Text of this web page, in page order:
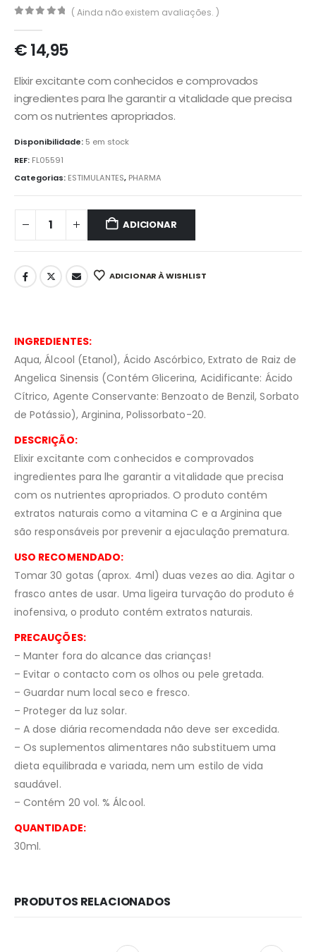
( Ainda não existem avaliações. )
€14,95
Elixir excitante com conhecidos e comprovados
ingredientes para lhe garantir a vitalidade que precisa
com os nutrientes apropriados.
Disponibilidade: 5 em stock
REF: FL05591
Categorias: ESTIMULANTES, PHARMA
ADICIONAR
ADICIONAR À WISHLIST
INGREDIENTES:
Aqua, Álcool (Etanol), Ácido Ascórbico, Extrato de Raiz de
Angelica Sinensis (Contém Glicerina, Acidificante: Ácido
Cítrico, Agente Conservante: Benzoato de Benzil, Sorbato
de Potássio), Arginina, Polissorbato-20.
DESCRIÇÃO:
Elixir excitante com conhecidos e comprovados
ingredientes para lhe garantir a vitalidade que precisa
com os nutrientes apropriados. O produto contém
extratos naturais como a vitamina C e a Arginina que
são responsáveis por prevenir a ejaculação prematura.
USO RECOMENDADO:
Tomar 30 gotas (aprox. 4ml) duas vezes ao dia. Agitar o
frasco antes de usar. Uma ligeira turvação do produto é
inofensiva, o produto contém extratos naturais.
PRECAUÇÕES:
– Manter fora do alcance das crianças!
– Evitar o contacto com os olhos ou pele gretada.
– Guardar num local seco e fresco.
– Proteger da luz solar.
– A dose diária recomendada não deve ser excedida.
– Os suplementos alimentares não substituem uma
dieta equilibrada e variada, nem um estilo de vida
saudável.
– Contém 20 vol. % Álcool.
QUANTIDADE:
30ml.
PRODUTOS RELACIONADOS